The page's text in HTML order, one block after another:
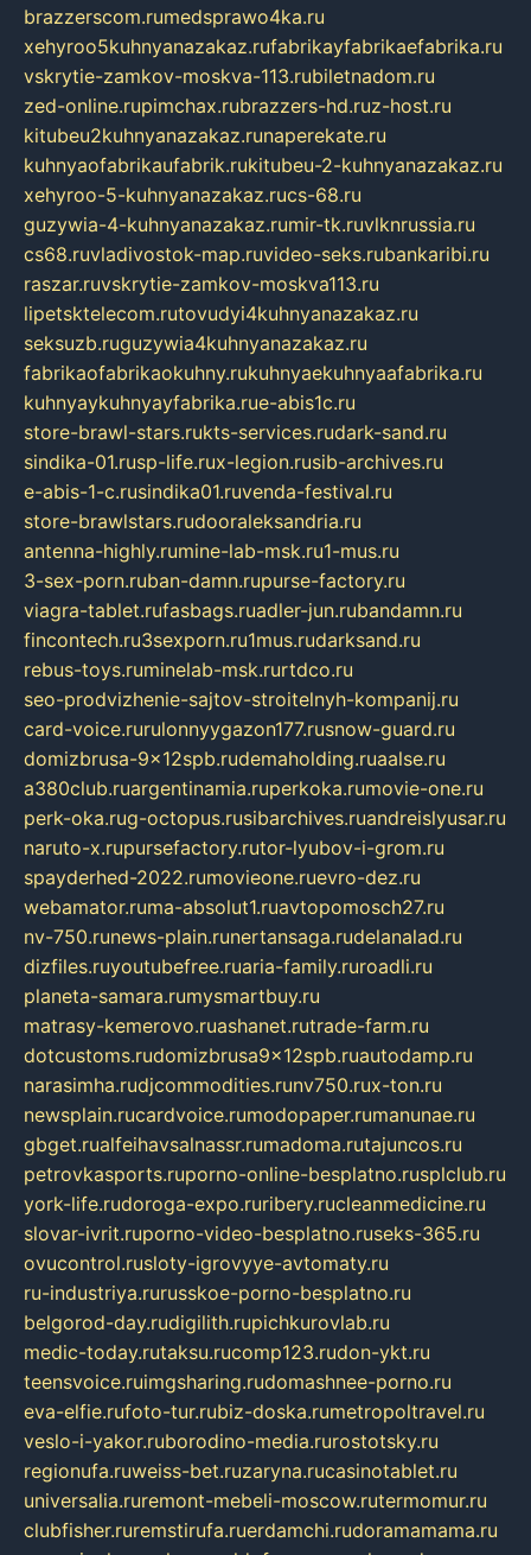
brazzerscom.rumedsprawo4ka.ru
xehyroo5kuhnyanazakaz.rufabrikayfabrikaefabrika.ru
vskrytie-zamkov-moskva-113.rubiletnadom.ru
zed-online.rupimchax.rubrazzers-hd.ruz-host.ru
kitubeu2kuhnyanazakaz.runaperekate.ru
kuhnyaofabrikaufabrik.rukitubeu-2-kuhnyanazakaz.ru
xehyroo-5-kuhnyanazakaz.rucs-68.ru
guzywia-4-kuhnyanazakaz.rumir-tk.ruvlknrussia.ru
cs68.ruvladivostok-map.ruvideo-seks.rubankaribi.ru
raszar.ruvskrytie-zamkov-moskva113.ru
lipetsktelecom.rutovudyi4kuhnyanazakaz.ru
seksuzb.ruguzywia4kuhnyanazakaz.ru
fabrikaofabrikaokuhny.rukuhnyaekuhnyaafabrika.ru
kuhnyaykuhnyayfabrika.rue-abis1c.ru
store-brawl-stars.rukts-services.rudark-sand.ru
sindika-01.rusp-life.rux-legion.rusib-archives.ru
e-abis-1-c.rusindika01.ruvenda-festival.ru
store-brawlstars.rudooraleksandria.ru
antenna-highly.rumine-lab-msk.ru1-mus.ru
3-sex-porn.ruban-damn.rupurse-factory.ru
viagra-tablet.rufasbags.ruadler-jun.rubandamn.ru
fincontech.ru3sexporn.ru1mus.rudarksand.ru
rebus-toys.ruminelab-msk.rurtdco.ru
seo-prodvizhenie-sajtov-stroitelnyh-kompanij.ru
card-voice.rurulonnyygazon177.rusnow-guard.ru
domizbrusa-9x12spb.rudemaholding.ruaalse.ru
a380club.ruargentinamia.ruperkoka.rumovie-one.ru
perk-oka.rug-octopus.rusibarchives.ruandreislyusar.ru
naruto-x.rupursefactory.rutor-lyubov-i-grom.ru
spayderhed-2022.rumovieone.ruevro-dez.ru
webamator.ruma-absolut1.ruavtopomosch27.ru
nv-750.runews-plain.runertansaga.rudelanalad.ru
dizfiles.ruyoutubefree.ruaria-family.ruroadli.ru
planeta-samara.rumysmartbuy.ru
matrasy-kemerovo.ruashanet.rutrade-farm.ru
dotcustoms.rudomizbrusa9x12spb.ruautodamp.ru
narasimha.rudjcommodities.runv750.rux-ton.ru
newsplain.rucardvoice.rumodopaper.rumanunae.ru
gbget.rualfeihavsalnassr.rumadoma.rutajuncos.ru
petrovkasports.ruporno-online-besplatno.rusplclub.ru
york-life.rudoroga-expo.ruribery.rucleanmedicine.ru
slovar-ivrit.ruporno-video-besplatno.ruseks-365.ru
ovucontrol.rusloty-igrovyye-avtomaty.ru
ru-industriya.rurusskoe-porno-besplatno.ru
belgorod-day.rudigilith.rupichkurovlab.ru
medic-today.rutaksu.rucomp123.rudon-ykt.ru
teensvoice.ruimgsharing.rudomashnee-porno.ru
eva-elfie.rufoto-tur.rubiz-doska.rumetropoltravel.ru
veslo-i-yakor.ruborodino-media.rurostotsky.ru
regionufa.ruweiss-bet.ruzaryna.rucasinotablet.ru
universalia.ruremont-mebeli-moscow.rutermomur.ru
clubfisher.ruremstirufa.ruerdamchi.rudoramamama.ru